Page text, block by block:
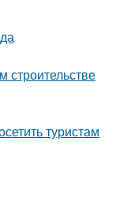
строительстве
туристам